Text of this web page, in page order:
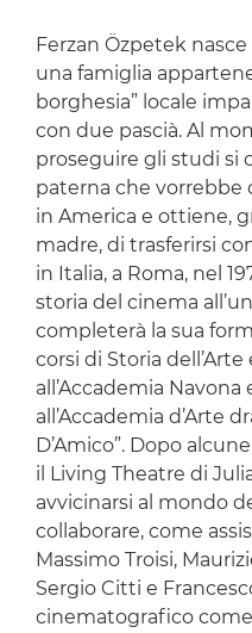
Ferzan Özpetek nasce
una famiglia
borghesia” locale
con due pascià. Al
proseguire gli studi si
paterna che vorrebbe
in America e ottiene,
madre, di trasferirsi
in Italia, a Roma, nel
storia del cinema
completerà la sua
corsi di Storia
all’Accademia Navona
all’Accademia d’Arte
D’Amico”. Dopo
il Living Theatre di
avvicinarsi al mondo
collaborare, come
Massimo Troisi,
Sergio Citti e
cinematografico